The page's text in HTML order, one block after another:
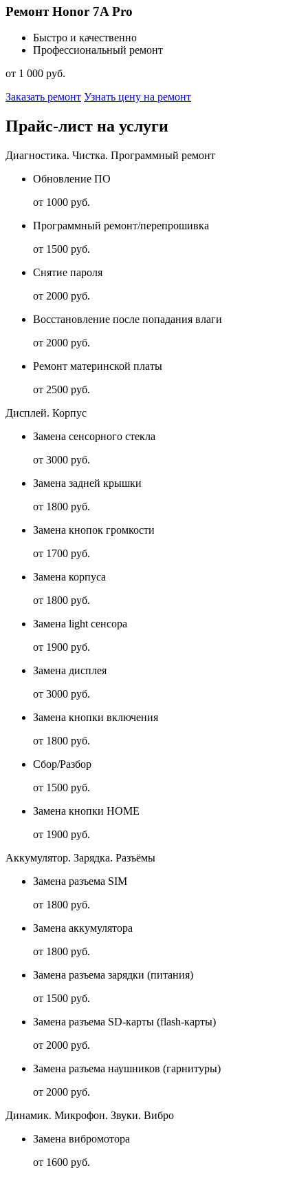
Ремонт Honor 7A Pro
Быстро и качественно
Профессиональный ремонт
от 1 000 руб.
Заказать ремонт Узнать цену на ремонт
Прайс-лист на услуги
Диагностика. Чистка. Программный ремонт
Обновление ПО
от 1000 руб.
Программный ремонт/перепрошивка
от 1500 руб.
Снятие пароля
от 2000 руб.
Восстановление после попадания влаги
от 2000 руб.
Ремонт материнской платы
от 2500 руб.
Дисплей. Корпус
Замена сенсорного стекла
от 3000 руб.
Замена задней крышки
от 1800 руб.
Замена кнопок громкости
от 1700 руб.
Замена корпуса
от 1800 руб.
Замена light сенсора
от 1900 руб.
Замена дисплея
от 3000 руб.
Замена кнопки включения
от 1800 руб.
Сбор/Разбор
от 1500 руб.
Замена кнопки HOME
от 1900 руб.
Аккумулятор. Зарядка. Разъёмы
Замена разъема SIM
от 1800 руб.
Замена аккумулятора
от 1800 руб.
Замена разъема зарядки (питания)
от 1500 руб.
Замена разъема SD-карты (flash-карты)
от 2000 руб.
Замена разъема наушников (гарнитуры)
от 2000 руб.
Динамик. Микрофон. Звуки. Вибро
Замена вибромотора
от 1600 руб.